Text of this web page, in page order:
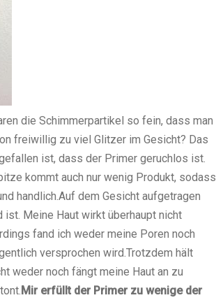
die Schimmerpartikel so fein, dass man
freiwillig zu viel Glitzer im Gesicht? Das
ist, dass der Primer geruchlos ist.
kommt auch nur wenig Produkt, sodass
handlich. Auf dem Gesicht aufgetragen
Meine Haut wirkt überhaupt nicht
fand ich weder meine Poren noch
versprochen wird. Trotzdem hält
weder noch fängt meine Haut an zu
Mir erfüllt der Primer zu wenige der